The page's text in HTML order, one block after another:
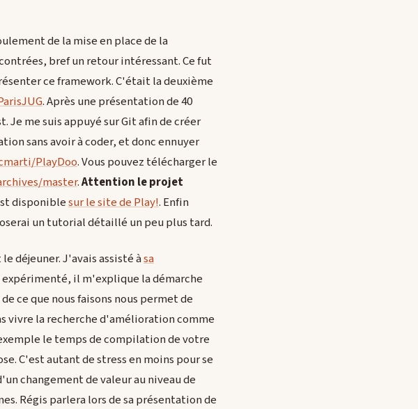
de la mise en place de la
bref un retour intéressant. Ce fut
ce framework. C'était la deuxième
. Après une présentation de 40
me suis appuyé sur Git afin de créer
sans avoir à coder, et donc ennuyer
PlayDoo. Vous pouvez télécharger le
master.Attention le projet
disponiblesur le site de Play!. Enfin
un tutorial détaillé un peu plus tard.
déjeuner. J'avais assisté àsa
expérimenté, il m'explique la démarche
ce que nous faisons nous permet de
vivre la recherche d'amélioration comme
le temps de compilation de votre
C'est autant de stress en moins pour se
changement de valeur au niveau de
Régis parlera lors de sa présentation de